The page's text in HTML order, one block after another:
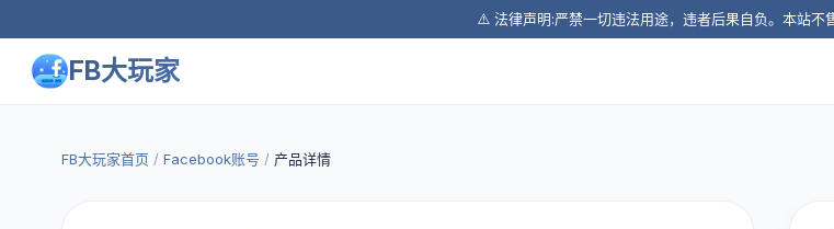
⚠️ 法律声明:严禁一切违法用途，违者后果自负。本站不
FB大玩家
FB大玩家首页 / Facebook账号 / 产品详情